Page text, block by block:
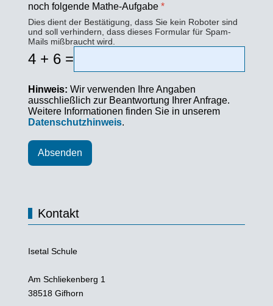
noch folgende Mathe-Aufgabe*
Dies dient der Bestätigung, dass Sie kein Roboter sind
und soll verhindern, dass dieses Formular für Spam-
Mails mißbraucht wird.
4 + 6 =
Hinweis: Wir verwenden Ihre Angaben
ausschließlich zur Beantwortung Ihrer Anfrage.
Weitere Informationen finden Sie in unserem
Datenschutzhinweis.
Absenden
Kontakt
Isetal Schule
Am Schliekenberg 1
38518 Gifhorn